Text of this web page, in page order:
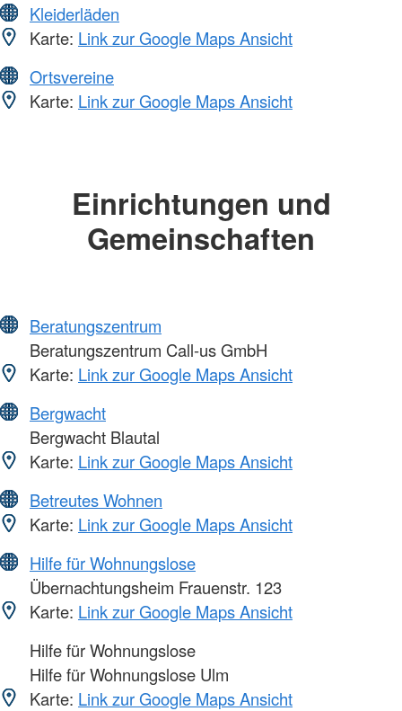
Kleiderläden
Karte: Link zur Google Maps Ansicht
Ortsvereine
Karte: Link zur Google Maps Ansicht
Einrichtungen und
Gemeinschaften
Beratungszentrum
Beratungszentrum Call-us GmbH
Karte: Link zur Google Maps Ansicht
Bergwacht
Bergwacht Blautal
Karte: Link zur Google Maps Ansicht
Betreutes Wohnen
Karte: Link zur Google Maps Ansicht
Hilfe für Wohnungslose
Übernachtungsheim Frauenstr. 123
Karte: Link zur Google Maps Ansicht
Hilfe für Wohnungslose
Hilfe für Wohnungslose Ulm
Karte: Link zur Google Maps Ansicht